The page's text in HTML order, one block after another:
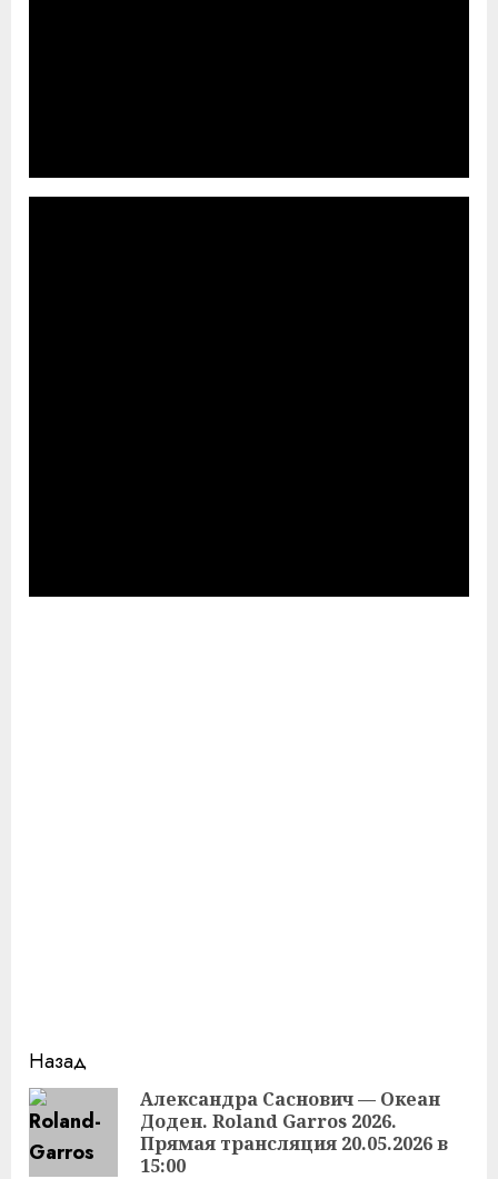
Продолжить
чтение
Назад
Александра Саснович — Океан
Доден. Roland Garros 2026.
Прямая трансляция 20.05.2026 в
15:00